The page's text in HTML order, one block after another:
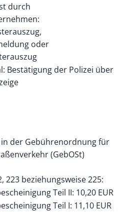
durch
oder
Bestätigung der Polizei über
der Gebührenordnung für
(GebOSt)
223 beziehungsweise 225:
Teil II: 10,20 EUR
Teil I: 11,10 EUR